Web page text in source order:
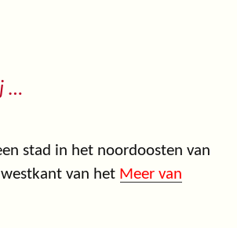
…
stad in het noordoosten van
van het Meer van